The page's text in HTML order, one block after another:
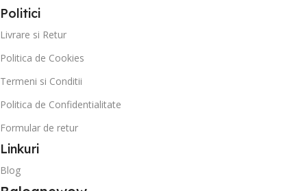
Politici
Livrare si Retur
Politica de Cookies
Termeni si Conditii
Politica de Confidentialitate
Formular de retur
Linkuri
Blog